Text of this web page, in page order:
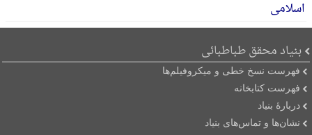
بنیاد محقق طباطبائی
فهرست نسخ خطی و میکروفیلم‌ها
فهرست کتابخانه
دربارۀ بنیاد
نشان‌ها و تماس‌های بنیاد